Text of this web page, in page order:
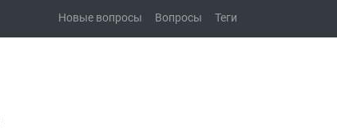
Новые вопросы Вопросы Теги